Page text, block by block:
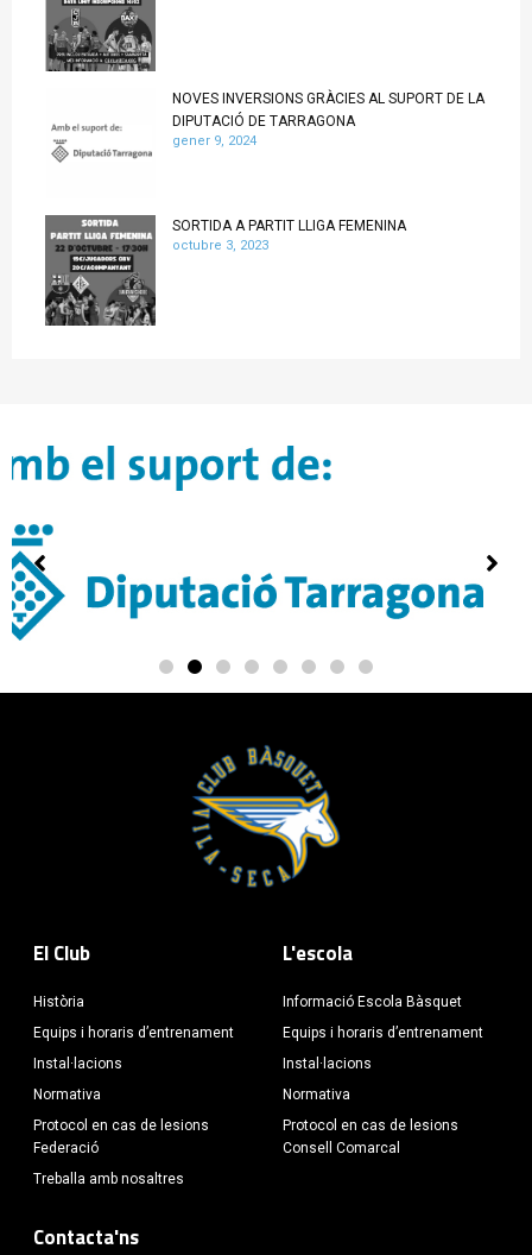
NOVES INVERSIONS GRÀCIES AL SUPORT DE LA
DIPUTACIÓ DE TARRAGONA
gener 9, 2024
SORTIDA A PARTIT LLIGA FEMENINA
octubre 3, 2023
El Club
Història
Equips i horaris d’entrenament
Instal·lacions
Protocol en cas de lesions
L'escola
Informació Escola Bàsquet
Equips i horaris d’entrenament